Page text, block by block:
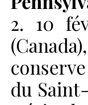
2. 10
du